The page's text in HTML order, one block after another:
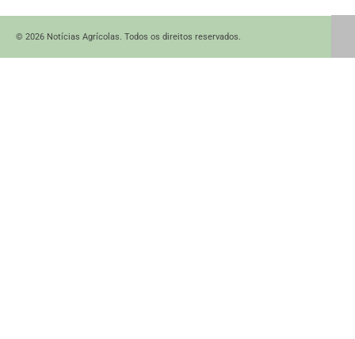
© 2026 Notícias Agrícolas. Todos os direitos reservados.